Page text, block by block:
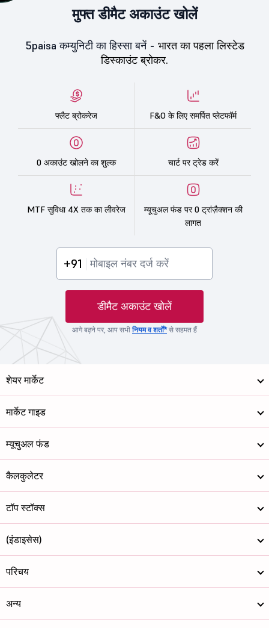
मुफ्त डीमैट अकाउंट खोलें
5paisa कम्युनिटी का हिस्सा बनें - भारत का पहला लिस्टेड
डिस्काउंट ब्रोकर.
फ्लैट ब्रोकरेज F&O के लिए समर्पित प्लेटफॉर्म
0 अकाउंट खोलने का शुल्क चार्ट पर ट्रेड करें
MTF सुविधा 4X तक का लीवरेज
म्यूचुअल फंड पर 0 ट्रांज़ैक्शन की
लागत
+91
डीमैट अकाउंट खोलें
आगे बढ़ने पर, आप सभीनियम व शर्तों*से सहमत हैं
शेयर मार्केट
मार्केट गाइड
म्यूचुअल फंड
कैलकुलेटर
टॉप स्टॉक्स
(इंडाइसेस)
परिचय
अन्य